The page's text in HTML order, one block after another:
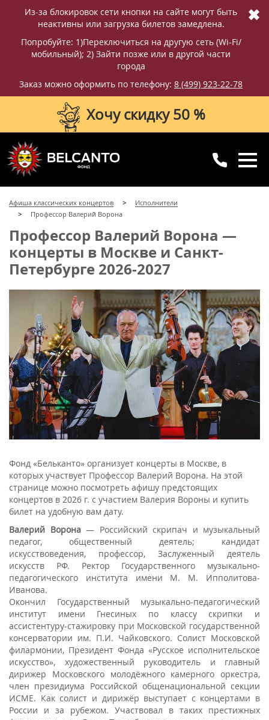
Из-за блокировок сети кнопки на сайте могут быть
неактивны или загрузка билетов замедлена.
Попробуйте: 1)Переключиться на другую сеть (Wi-Fi/
мобильный); 2) Зайти позже или в другой части
города
Заказ можно оформить по телефону: 8 (499) 923-22-78
✖
Хочу скидку 50 %
8 (499) 923-22-78
с 10:00 до 20:00
Афиша классических концертов
Исполнители
Профессор Валерий Ворона
Профессор Валерий Ворона —
концерты в Москве и Санкт-
Петербурге 2026-2027
Фонд «Бельканто» организует концерты в Москве, в
которых участвует Профессор Валерий Ворона. На этой
странице можно посмотреть афишу предстоящих
концертов в 2026 г. с участием Валерия Вороны и купить
билет на удобную вам дату.
Валерий Ворона— Российский скрипач и музыкальный
педагог, общественный деятель; кандидат
искусствоведения, профессор, Заслуженный деятель
искусств РФ. Ректор Государственного музыкально-
педагогического института имени М. М. Ипполитова-
Иванова.
Окончил Государственный музыкально-педагогический
институт имени Гнесиных по классу скрипки и
ассистентуру-стажировку при Московской государственной
консерватории им. П.И. Чайковского. Cолист Московской
филармонии, Президент Фонда «Русское исполнительское
искусство», художественный руководитель и главный
дирижер Московского молодёжного камерного оркестра,
член президиума Российской общенациональной секции
ИСМЕ. Как солист и дирижёр выступает с концертами в
России и за рубежом. Участвовал в таких престижных